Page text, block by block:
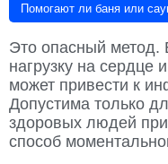
Помогают ли баня или
Это опасный метод.
нагрузку на сердце
может привести к
Допустима только
здоровых людей
способ